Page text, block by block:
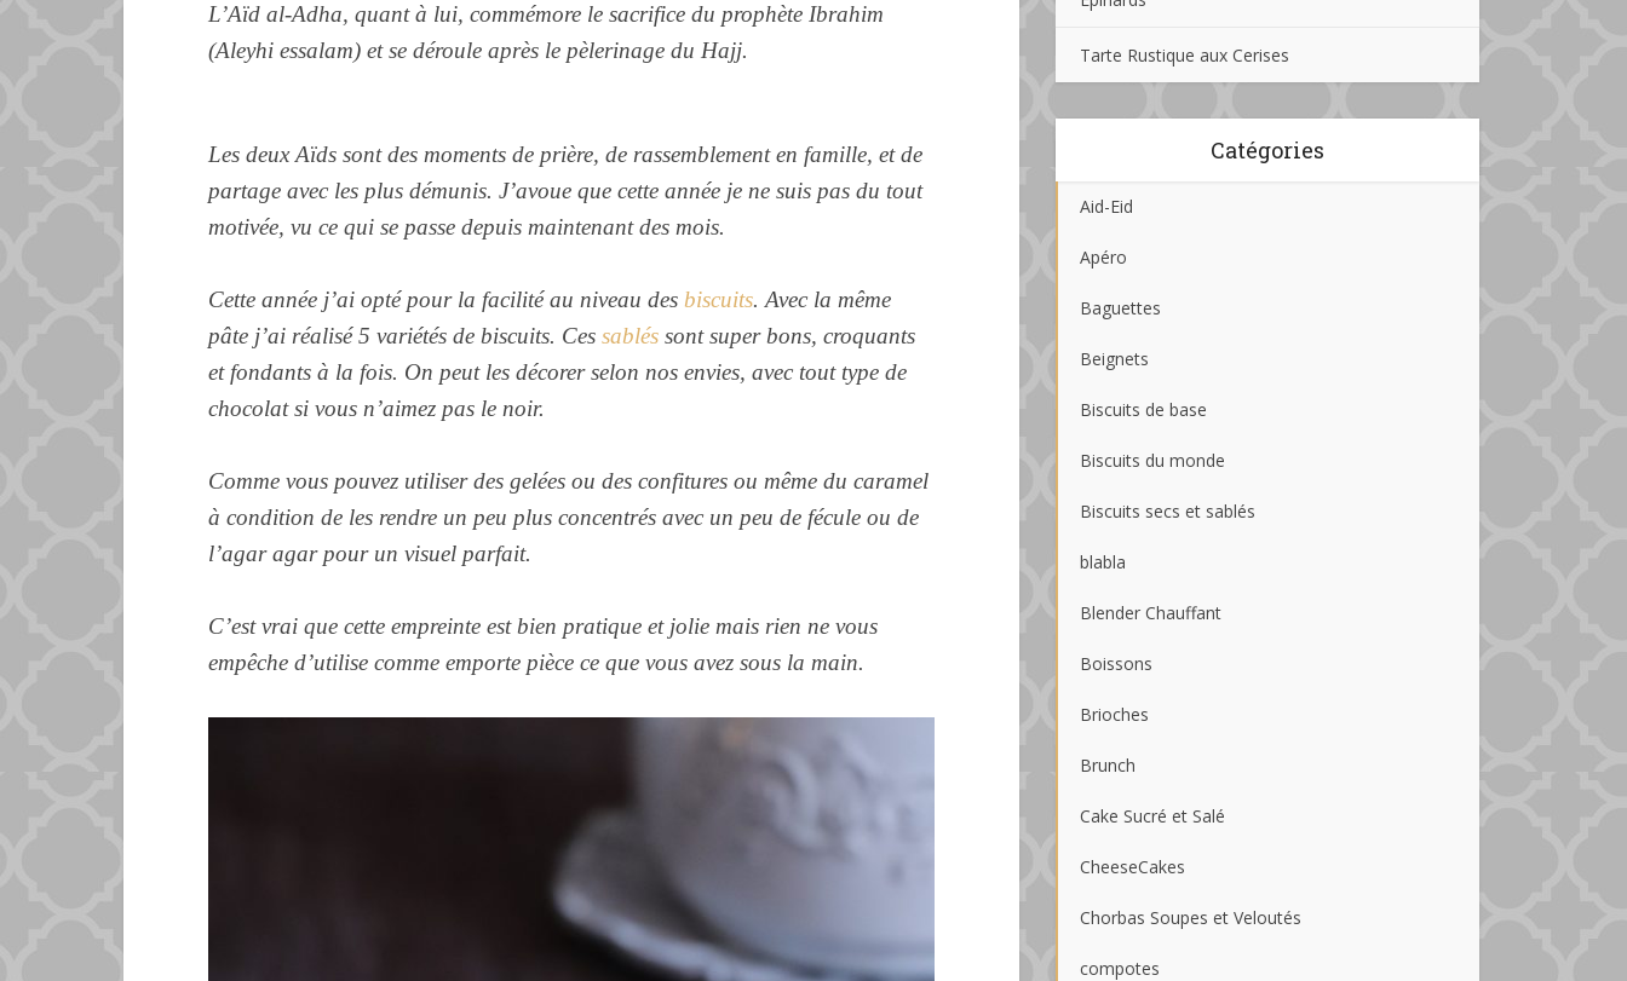
L’Aïd al-Adha, quant à lui, commémore le sacrifice du prophète Ibrahim
(Aleyhi essalam) et se déroule après le pèlerinage du Hajj.
Les deux Aïds sont des moments de prière, de rassemblement en famille, et de
partage avec les plus démunis. J’avoue que cette année je ne suis pas du tout
motivée, vu ce qui se passe depuis maintenant des mois.
Cette année j’ai opté pour la facilité au niveau des biscuits. Avec la même
pâte j’ai réalisé 5 variétés de biscuits. Ces sablés sont super bons, croquants
et fondants à la fois. On peut les décorer selon nos envies, avec tout type de
chocolat si vous n’aimez pas le noir.
Comme vous pouvez utiliser des gelées ou des confitures ou même du caramel
à condition de les rendre un peu plus concentrés avec un peu de fécule ou de
l’agar agar pour un visuel parfait.
C’est vrai que cette empreinte est bien pratique et jolie mais rien ne vous
empêche d’utilise comme emporte pièce ce que vous avez sous la main.
Tarte Rustique aux Cerises
Catégories
Aid-Eid
Apéro
Baguettes
Beignets
Biscuits de base
Biscuits du monde
Biscuits secs et sablés
blabla
Blender Chauffant
Boissons
Brioches
Brunch
Cake Sucré et Salé
CheeseCakes
Chorbas Soupes et Veloutés
compotes